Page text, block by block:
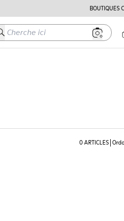
BOUTIQUES
ici
0ARTICLES